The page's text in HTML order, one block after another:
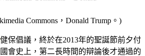
Commons，Donald Trump。)
健保倡議，終於在2013年的聖誕節前夕付
會史上，第二長時間的辯論後才通過的